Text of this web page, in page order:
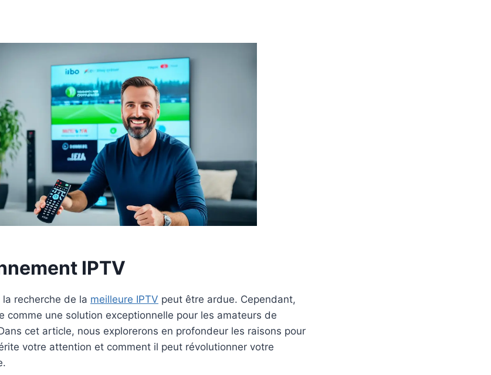
IPTV
la recherche de la meilleure IPTV peut être ardue. Cependant,
comme une solution exceptionnelle pour les amateurs de
cet article, nous explorerons en profondeur les raisons pour
votre attention et comment il peut révolutionner votre